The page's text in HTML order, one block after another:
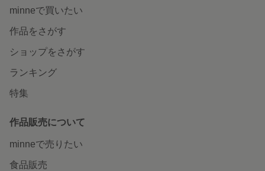
minneで買いたい
作品をさがす
ショップをさがす
ランキング
特集
作品販売について
minneで売りたい
食品販売